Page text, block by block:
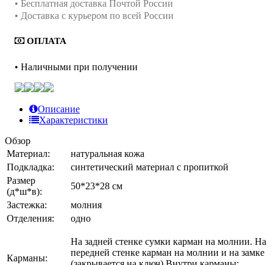
• Бесплатная доставка Почтой России
• Доставка с курьером по всей России
ОПЛАТА
• Наличными при получении
Описание
Характеристики
Обзор
Материал:
натуральная кожа
Подкладка:
синтетический материал с пропиткой
Размер
(д*ш*в):
50*23*28 см
Застежка:
молния
Отделения:
одно
Карманы:
На задней стенке сумки карман на молнии. На
передней стенке карман на молнии и на замке